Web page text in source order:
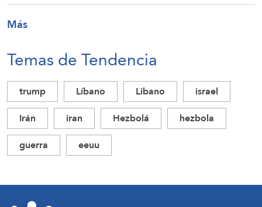
Más
Temas de Tendencia
trump Líbano Libano
israel
Irán
iran Hezbolá
hezbola
guerra
eeuu